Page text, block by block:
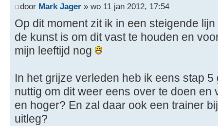
door Mark Jager » wo 11 jan 2012, 17:54
Op dit moment zit ik in een steigende
de kunst is om dit vast te houden en
mijn leeftijd nog
In het grijze verleden heb ik eens stap
nuttig om dit weer eens over te doen en
en hoger? En zal daar ook een trainer
uitleg?